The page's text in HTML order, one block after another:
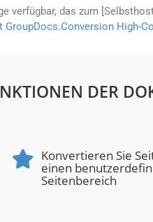
verfügbar, das zum
GroupDocs.Conversion High-
DER
Konvertieren Sie
einen
Seitenbereich